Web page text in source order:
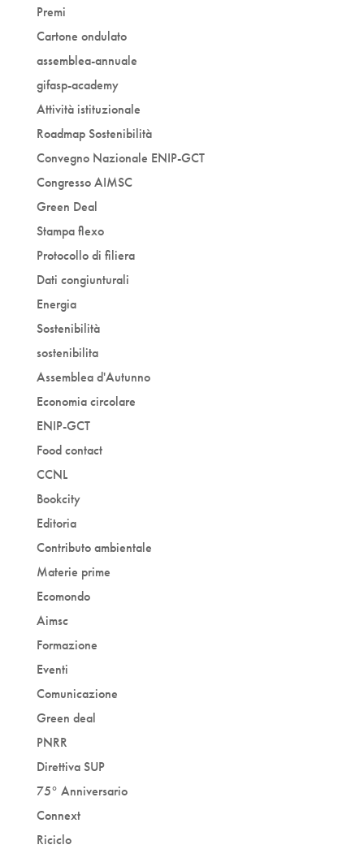
Premi
Cartone ondulato
assemblea-annuale
gifasp-academy
Attività istituzionale
Roadmap Sostenibilità
Convegno Nazionale ENIP-GCT
Congresso AIMSC
Green Deal
Stampa flexo
Protocollo di filiera
Dati congiunturali
Energia
Sostenibilità
sostenibilita
Assemblea d'Autunno
Economia circolare
ENIP-GCT
Food contact
CCNL
Bookcity
Editoria
Contributo ambientale
Materie prime
Ecomondo
Aimsc
Formazione
Eventi
Comunicazione
Green deal
PNRR
Direttiva SUP
75° Anniversario
Connext
Riciclo